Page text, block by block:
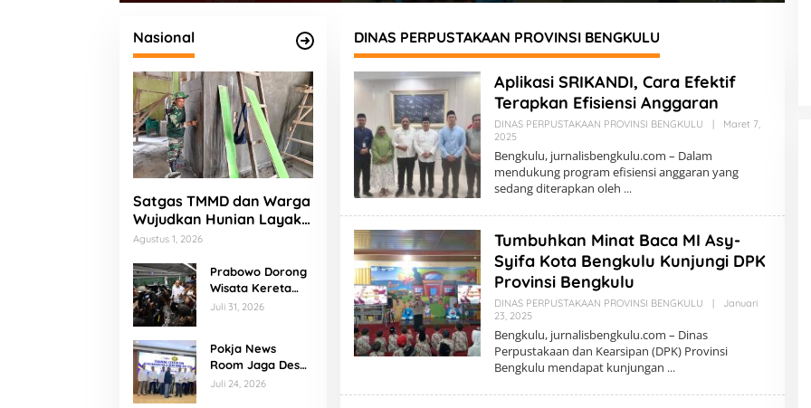
Nasional
Satgas TMMD dan Warga
Wujudkan Hunian Layak
bagi Bapak Fajar
Agustus 1, 2026
Prabowo Dorong
Wisata Kereta
Api, KA
Disiapkan Jadi
Daya Tarik Baru
Juli 31, 2026
Pokja News
Room Jaga Desa
Banten Resmi
Juli 24, 2026
DINAS PERPUSTAKAAN PROVINSI BENGKULU
Aplikasi SRIKANDI, Cara Efektif
Terapkan Efisiensi Anggaran
DINAS PERPUSTAKAAN PROVINSI BENGKULU
Maret 7,
2025O
E
H
R
D
K
I
Bengkulu, jurnalisbengkulu.com – Dalam
mendukung program efisiensi anggaran yang
sedang diterapkan oleh
Tumbuhkan Minat Baca MI Asy-
Syifa Kota Bengkulu Kunjungi DPK
Provinsi Bengkulu
DINAS PERPUSTAKAAN PROVINSI BENGKULU
Januari
23, 2025O
E
H
R
D
Bengkulu, jurnalisbengkulu.com – Dinas
Perpustakaan dan Kearsipan (DPK) Provinsi
Bengkulu mendapat kunjungan